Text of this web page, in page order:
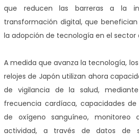
que reducen las barreras a la
transformación digital, que
la adopción de tecnología en el sector
A medida que avanza la tecnología,
relojes de Japón utilizan ahora
de vigilancia de la salud,
frecuencia cardíaca, capacidades de
de oxígeno sanguíneo, monitoreo
actividad, a través de datos de